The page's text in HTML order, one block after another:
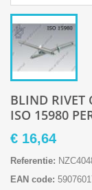
BLIND RIVET
ISO 15980
€ 16,64
Referentie:
EAN code: